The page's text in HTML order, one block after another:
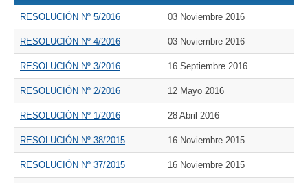
RESOLUCIÓN Nº 5/2016 03 Noviembre 2016
RESOLUCIÓN Nº 4/2016 03 Noviembre 2016
RESOLUCIÓN Nº 3/2016 16 Septiembre 2016
RESOLUCIÓN Nº 2/2016 12 Mayo 2016
RESOLUCIÓN Nº 1/2016 28 Abril 2016
RESOLUCIÓN Nº 38/2015 16 Noviembre 2015
RESOLUCIÓN Nº 37/2015 16 Noviembre 2015